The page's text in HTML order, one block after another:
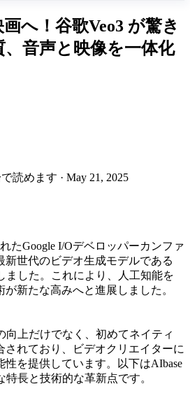
へ！谷歌Veo3 が驚き
音声と映像を一体化
読めます · May 21, 2025
たGoogle I/Oデベロッパーカンファ
新世代のビデオ生成モデルである
ました。これにより、人工知能を
新たな高みへと進展しました。
向上だけでなく、初めてネイティ
されており、ビデオクリエイターに
を提供しています。以下はAIbase
特長と技術的な革新点です。